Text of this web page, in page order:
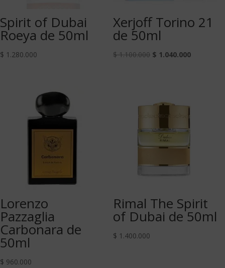
Spirit of Dubai
Roeya de 50ml
$ 1.280.000
Xerjoff Torino 21
de 50ml
$1.100.000 $ 1.040.000
Lorenzo
Pazzaglia
Carbonara de
50ml
$ 960.000
Rimal The Spirit
of Dubai de 50ml
$ 1.400.000